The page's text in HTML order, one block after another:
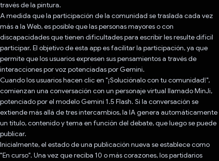
través de la pintura.
A medida que la participación de la comunidad se traslada cada vez
más a la Web, es posible que las personas mayores o con
discapacidades que tienen dificultades para escribir les resulte difícil
participar. El objetivo de esta app es facilitar la participación, ya que
permite que los usuarios expresen sus pensamientos a través de
interacciones por voz potenciadas por Gemini.
Cuando los usuarios hacen clic en "¡Soluciónalo con tu comunidad!",
comienzan una conversación con un personaje virtual llamado MinJi,
potenciado por el modelo Gemini 1.5 Flash. Si la conversación se
extiende más allá de tres intercambios, la IA genera automáticamente
un título, contenido y tema en función del debate, que luego se puede
publicar.
Inicialmente, el estado de una publicación nueva se establece como
"En curso". Una vez que reciba 10 o más corazones, los partidarios